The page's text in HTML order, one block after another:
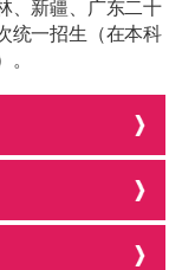
、新疆、广东二十
统一招生（在本科
。